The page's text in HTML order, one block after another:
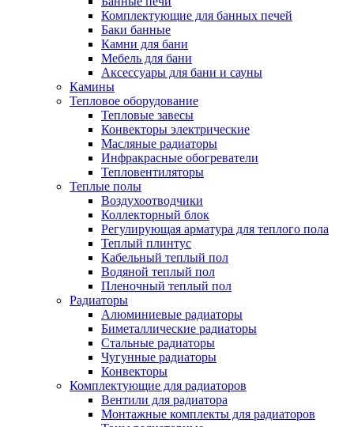
Комплектующие для банных печей
Баки банные
Камни для бани
Мебель для бани
Аксессуары для бани и сауны
Камины
Тепловое оборудование
Тепловые завесы
Конвекторы электрические
Масляные радиаторы
Инфракрасные обогреватели
Тепловентиляторы
Теплые полы
Воздухоотводчики
Коллекторный блок
Регулирующая арматура для теплого пола
Теплый плинтус
Кабельный теплый пол
Водяной теплый пол
Пленочный теплый пол
Радиаторы
Алюминиевые радиаторы
Биметаллические радиаторы
Стальные радиаторы
Чугунные радиаторы
Конвекторы
Комплектующие для радиаторов
Вентили для радиатора
Монтажные комплекты для радиаторов